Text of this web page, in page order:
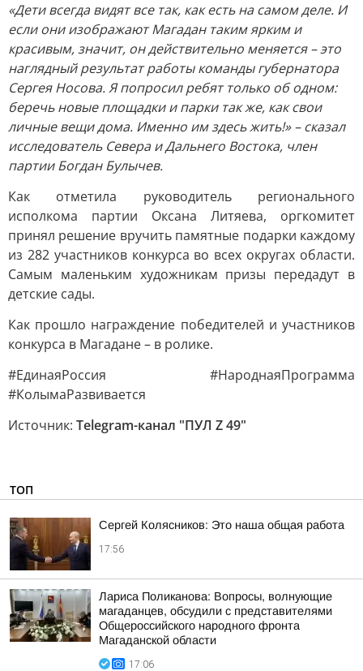
«Дети всегда видят все так, как есть на самом деле. И
если они изображают Магадан таким ярким и
красивым, значит, он действительно меняется – это
наглядный результат работы команды губернатора
Сергея Носова. Я попросил ребят только об одном:
беречь новые площадки и парки так же, как свои
личные вещи дома. Именно им здесь жить!» – сказал
исследователь Севера и Дальнего Востока, член
партии Богдан Булычев.
Как отметила руководитель регионального
исполкома партии Оксана Литяева, оргкомитет
принял решение вручить памятные подарки каждому
из 282 участников конкурса во всех округах области.
Самым маленьким художникам призы передадут в
детские сады.
Как прошло награждение победителей и участников
конкурса в Магадане – в ролике.
#ЕдинаяРоссия #НароднаяПрограмма
#КолымаРазвивается
Источник: Telegram-канал "ПУЛ Z 49"
ТОП
Сергей Колясников: Это наша общая работа
17:56
Лариса Поликанова: Вопросы, волнующие
магаданцев, обсудили с представителями
Общероссийского народного фронта
Магаданской области
17:06